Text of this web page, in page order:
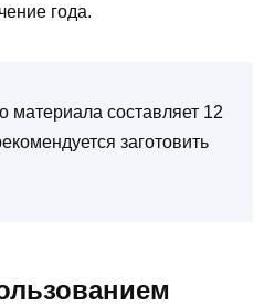
года.
материала составляет 12
заготовить